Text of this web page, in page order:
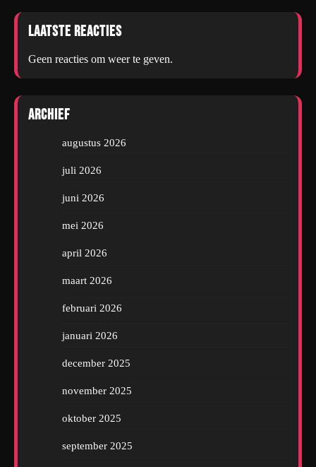
Laatste reacties
Geen reacties om weer te geven.
Archief
augustus 2026
juli 2026
juni 2026
mei 2026
april 2026
maart 2026
februari 2026
januari 2026
december 2025
november 2025
oktober 2025
september 2025